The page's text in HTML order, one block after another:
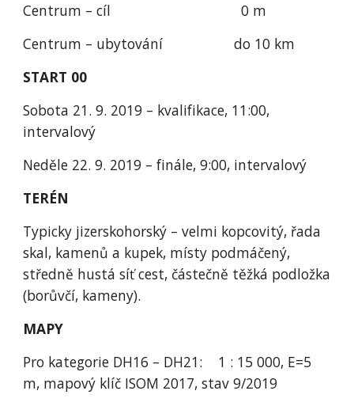
Centrum – cíl                                 0 m
Centrum – ubytování                  do 10 km
START 00
Sobota 21. 9. 2019 – kvalifikace, 11:00,
intervalový
Neděle 22. 9. 2019 – finále, 9:00, intervalový
TERÉN
Typicky jizerskohorský – velmi kopcovitý, řada
skal, kamenů a kupek, místy podmáčený,
středně hustá síť cest, částečně těžká podložka
(borůvčí, kameny).
MAPY
Pro kategorie DH16 – DH21:    1 : 15 000, E=5
m, mapový klíč ISOM 2017, stav 9/2019